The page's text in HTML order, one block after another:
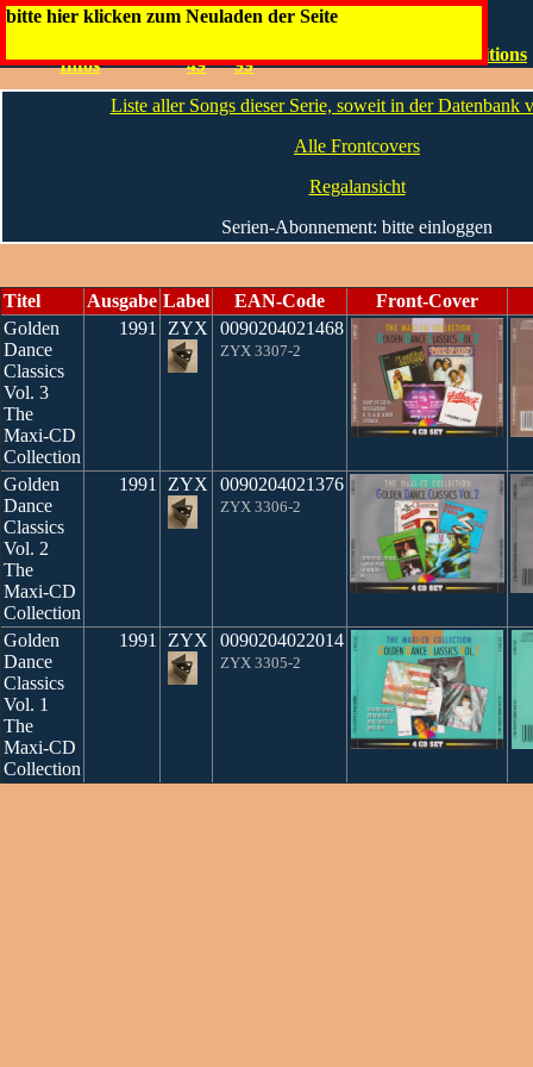
bitte hier klicken zum Neuladen der Seite
Golden Dance Classics
Infos
49
99
Special Editions
Liste aller Songs dieser Serie, soweit in der Datenbank
Alle Frontcovers
Regalansicht
Serien-Abonnement: bitte einloggen
Titel Ausgabe Label EAN-Code
Front-Cover
Golden
Dance
Classics
Vol. 3
The
Maxi-CD
Collection
1991 ZYX 0090204021468
ZYX 3307-2
Golden
Dance
Classics
Vol. 2
The
Maxi-CD
Collection
1991 ZYX 0090204021376
ZYX 3306-2
Golden
Dance
Classics
Vol. 1
The
Maxi-CD
Collection
1991 ZYX 0090204022014
ZYX 3305-2